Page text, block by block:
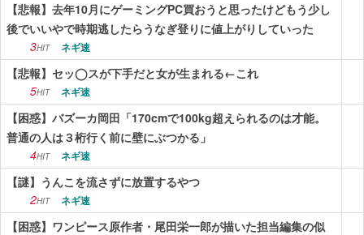
漫画・アニメ
ゲーム
Vtuber
趣味
生活
アダルト
その他
【悲報】去年10月にゲーミングPC買おうと思ったけどもう少し
後でいいやで時期逃したらうなぎ登りに値上がりしていった
3HIT ネギ速
【悲報】セッ◯スが下手だと女が生まれる←これ
5HIT ネギ速
【困惑】バズーカ岡田「170cmで100kg超えられるのは才能。
普通の人は３桁行く前に壁にぶつかる」
4HIT ネギ速
【謎】うんこを流さずに放置するやつ
2HIT ネギ速
【困惑】ワンピース原作者・尾田栄一郎が描いた担当編集の似